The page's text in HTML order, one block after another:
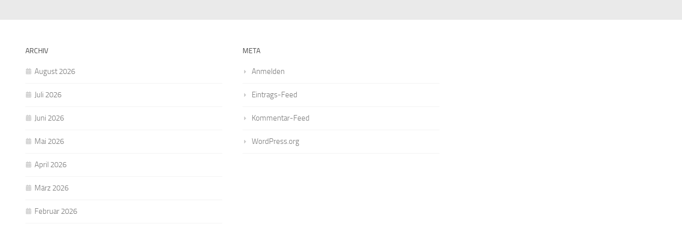
ARCHIV
August 2026
Juli 2026
Juni 2026
Mai 2026
April 2026
März 2026
Februar 2026
META
Anmelden
Eintrags-Feed
Kommentar-Feed
WordPress.org